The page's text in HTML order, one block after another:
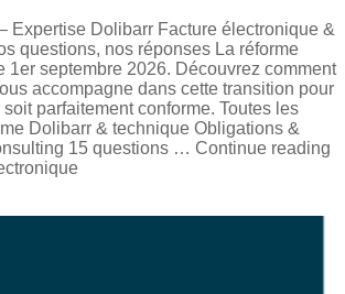
Expertise Dolibarr Facture électronique &
questions, nos réponses La réforme
1er septembre 2026. Découvrez comment
accompagne dans cette transition pour
parfaitement conforme. Toutes les
Dolibarr & technique Obligations &
15 questions … Continue reading